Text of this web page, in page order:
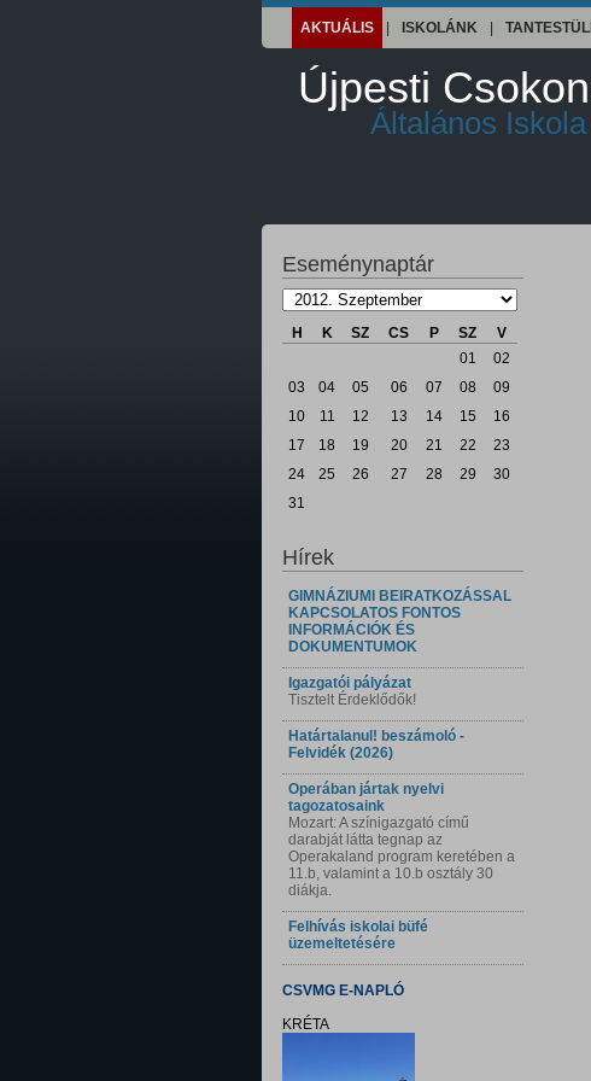
AKTUÁLIS ISKOLÁNK
Újpesti
Általános
Eseménynaptár
H K SZ CS P SZ
V
01
02
03
04 05 06 07 08
09
10
11 12 13 14 15
16
17
18 19 20 21 22
23
24
25 26 27 28 29
30
31
Hírek
GIMNÁZIUMI BEIRATKOZÁSSAL
KAPCSOLATOS FONTOS
INFORMÁCIÓK ÉS
DOKUMENTUMOK
Igazgatói pályázat
Tisztelt Érdeklődők!
Határtalanul! beszámoló -
Felvidék (2026)
Operában jártak nyelvi
tagozatosaink
Mozart: A színigazgató című
darabját látta tegnap az
Operakaland program keretében a
11.b, valamint a 10.b osztály 30
diákja.
Felhívás iskolai büfé
üzemeltetésére
CSVMG E-NAPLÓ
KRÉTA